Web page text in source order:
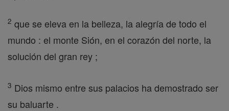
2 que se eleva en la belleza, la alegría de todo el
mundo : el monte Sión, en el corazón del norte, la
solución del gran rey ;
3 Dios mismo entre sus palacios ha demostrado ser
su baluarte .